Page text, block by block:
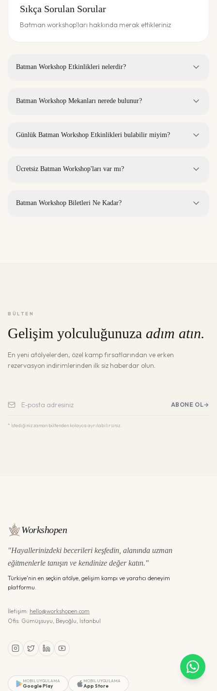
Sıkça Sorulan Sorular
Batman workshop'ları hakkında merak ettikleriniz
Batman Workshop Etkinlikleri nelerdir?
Batman Workshop Mekanları nerede bulunur?
Günlük Batman Workshop Etkinlikleri bulabilir miyim?
Ücretsiz Batman Workshop'ları var mı?
Batman Workshop Biletleri Ne Kadar?
BÜLTEN
Gelişim yolculuğunuza adım atın.
En yeni atölyelerden, özel kamp fırsatlarından ve erken
rezervasyon indirimlerinden ilk siz haberdar olun.
ABONE OL→
* İstediğiniz zaman bültenden kolayca ayrılabilirsiniz.
Workshopen
"Hayallerinizdeki becerileri keşfedin, alanında uzman
eğitmenlerle tanışın ve kendinize değer katın."
Türkiye'nin en seçkin atölye, gelişim kampı ve yaratıcı deneyim
platformu.
İletişim: hello@workshopen.com
Ofis: Gümüşsuyu, Beyoğlu, İstanbul
MOBIL UYGULAMA
Google Play
MOBIL UYGULAMA
App Store